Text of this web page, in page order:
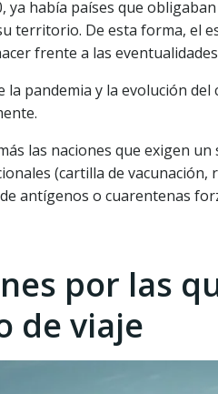
ya había países que
territorio. De esta forma, el
frente a las
la pandemia y la evolución
las naciones que exigen
(cartilla de
antígenos o cuarentenas
por las
de viaje